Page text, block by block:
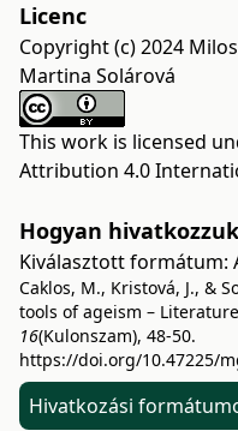
Licenc
Copyright (c) 2024
Martina Solárová
This work is licensed
Attribution 4.0
Hogyan hivatkozzuk
Kiválasztott formátum:
Caklos, M., Kristová, J., &
tools of ageism –
16(Kulonszam), 48-50.
https://doi.org/10.47225/
Hivatkozási